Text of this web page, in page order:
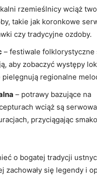
rzemieślnicy wciąż
takie jak koronkowe
czy tradycyjne ozdoby.
– festiwale folklorystyczne
aby zobaczyć występy
pielęgnują regionalne
– potrawy bazujące na
wciąż są
przyciągając
o bogatej tradycji
zachowały się legendy i